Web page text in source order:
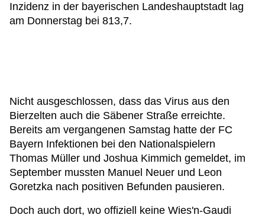
Inzidenz in der bayerischen Landeshauptstadt lag
am Donnerstag bei 813,7.
Nicht ausgeschlossen, dass das Virus aus den
Bierzelten auch die Säbener Straße erreichte.
Bereits am vergangenen Samstag hatte der FC
Bayern Infektionen bei den Nationalspielern
Thomas Müller und Joshua Kimmich gemeldet, im
September mussten Manuel Neuer und Leon
Goretzka nach positiven Befunden pausieren.
Doch auch dort, wo offiziell keine Wies'n-Gaudi